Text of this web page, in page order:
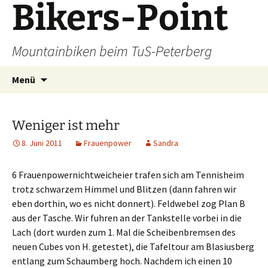
Zum
InhaltBikers-Point
Mountainbiken beim TuS-Peterberg
Menü
Weniger ist mehr
8. Juni 2011 Frauenpower Sandra
6 Frauenpowernichtweicheier trafen sich am Tennisheim
trotz schwarzem Himmel und Blitzen (dann fahren wir
eben dorthin, wo es nicht donnert). Feldwebel zog Plan B
aus der Tasche. Wir fuhren an der Tankstelle vorbei in die
Lach (dort wurden zum 1. Mal die Scheibenbremsen des
neuen Cubes von H. getestet), die Tafeltour am Blasiusberg
entlang zum Schaumberg hoch. Nachdem ich einen 10